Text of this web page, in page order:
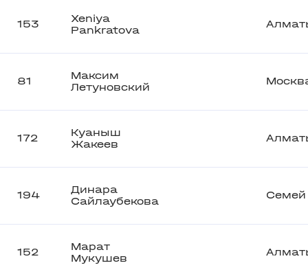
153
Xeniya
Pankratova
81
Максим
Летуновский
172
Куаныш
Жакеев
194
Динара
Сайлаубекова
Семей
152
Марат
Мукушев